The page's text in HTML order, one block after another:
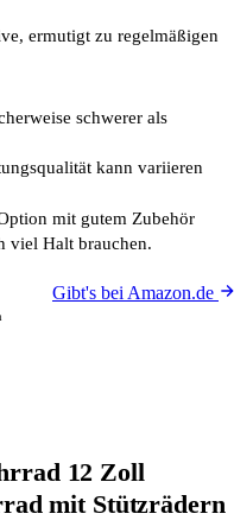
ermutigt zu regelmäßigen
schwerer als
kann variieren
mit gutem Zubehör
viel Halt brauchen.
Gibt's bei Amazon.de
12 Zoll
mit Stützrädern